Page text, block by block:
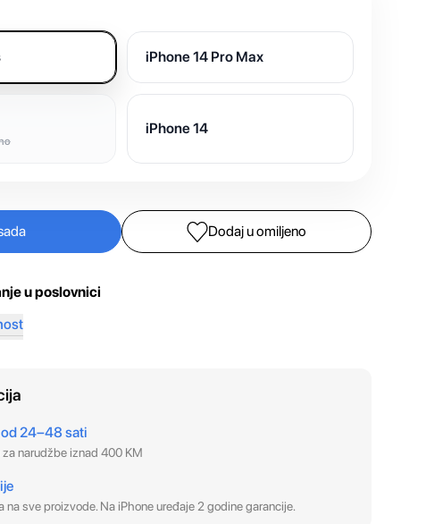
iPhone 14 Pro Max
iPhone 14
Dodaj u omiljeno
u poslovnici
24–48 sati
narudžbe iznad 400 KM
na sve proizvode. Na iPhone uređaje 2 godine garancije.